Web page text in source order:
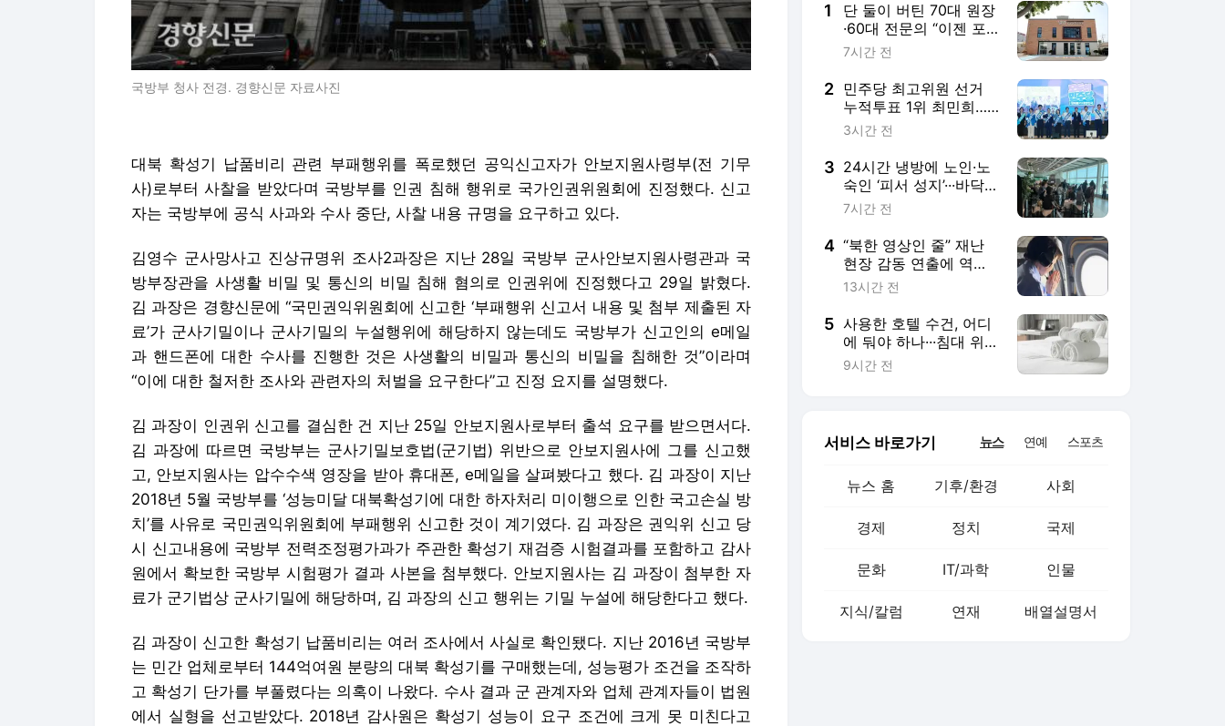
국방부 청사 전경. 경향신문 자료사진
대북 확성기 납품비리 관련 부패행위를 폭로했던 공익신고자가 안보지원사령부(전 기무
사)로부터 사찰을 받았다며 국방부를 인권 침해 행위로 국가인권위원회에 진정했다. 신고
자는 국방부에 공식 사과와 수사 중단, 사찰 내용 규명을 요구하고 있다.
김영수 군사망사고 진상규명위 조사2과장은 지난 28일 국방부 군사안보지원사령관과 국
방부장관을 사생활 비밀 및 통신의 비밀 침해 혐의로 인권위에 진정했다고 29일 밝혔다.
김 과장은 경향신문에 “국민권익위원회에 신고한 ‘부패행위 신고서 내용 및 첨부 제출된 자
료’가 군사기밀이나 군사기밀의 누설행위에 해당하지 않는데도 국방부가 신고인의 e메일
과 핸드폰에 대한 수사를 진행한 것은 사생활의 비밀과 통신의 비밀을 침해한 것”이라며
“이에 대한 철저한 조사와 관련자의 처벌을 요구한다”고 진정 요지를 설명했다.
김 과장이 인권위 신고를 결심한 건 지난 25일 안보지원사로부터 출석 요구를 받으면서다.
김 과장에 따르면 국방부는 군사기밀보호법(군기법) 위반으로 안보지원사에 그를 신고했
고, 안보지원사는 압수수색 영장을 받아 휴대폰, e메일을 살펴봤다고 했다. 김 과장이 지난
2018년 5월 국방부를 ‘성능미달 대북확성기에 대한 하자처리 미이행으로 인한 국고손실 방
치’를 사유로 국민권익위원회에 부패행위 신고한 것이 계기였다. 김 과장은 권익위 신고 당
시 신고내용에 국방부 전력조정평가과가 주관한 확성기 재검증 시험결과를 포함하고 감사
원에서 확보한 국방부 시험평가 결과 사본을 첨부했다. 안보지원사는 김 과장이 첨부한 자
료가 군기법상 군사기밀에 해당하며, 김 과장의 신고 행위는 기밀 누설에 해당한다고 했다.
김 과장이 신고한 확성기 납품비리는 여러 조사에서 사실로 확인됐다. 지난 2016년 국방부
는 민간 업체로부터 144억여원 분량의 대북 확성기를 구매했는데, 성능평가 조건을 조작하
고 확성기 단가를 부풀렸다는 의혹이 나왔다. 수사 결과 군 관계자와 업체 관계자들이 법원
에서 실형을 선고받았다. 2018년 감사원은 확성기 성능이 요구 조건에 크게 못 미친다고
1
단 둘이 버틴 70대 원장
·60대 전문의 “이젠 포
기”···40년 역사 ‘밀양 유
7시간 전
2 민주당 최고위원 선거
누적투표 1위 최민희…
현재 스코어 친청 2명,
3시간 전
3 24시간 냉방에 노인·노
숙인 ‘피서 성지’···바닥서
음식 먹고 의자서 잠자
7시간 전
4 “북한 영상인 줄” 재난
현장 감동 연출에 역풍
맞은 총리…‘재난 이미지
자의 소소월드]
13시간 전
5 사용한 호텔 수건, 어디
에 둬야 하나···침대 위?
바닥? 수건 걸이? 직원
9시간 전
서비스 바로가기 뉴스 연예 스포츠
뉴스 홈 기후/환경 사회
경제 정치 국제
문화 IT/과학 인물
지식/칼럼 연재 배열설명서